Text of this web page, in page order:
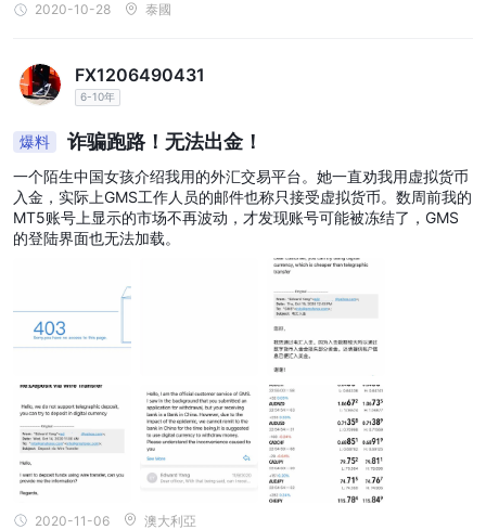
2020-10-28 泰國
FX1206490431
6-10年
爆料 诈骗跑路！无法出金！
一个陌生中国女孩介绍我用的外汇交易平台。她一直劝我用虚拟货币
入金，实际上GMS工作人员的邮件也称只接受虚拟货币。数周前我的
MT5账号上显示的市场不再波动，才发现账号可能被冻结了，GMS
的登陆界面也无法加载。
2020-11-06 澳大利亞